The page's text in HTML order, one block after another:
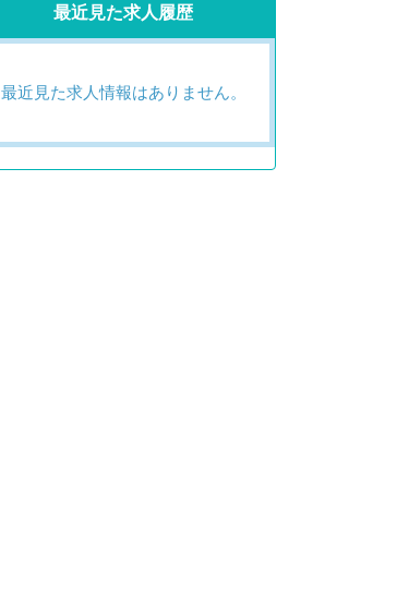
最近見た求人履歴
最近見た求人情報はありません。